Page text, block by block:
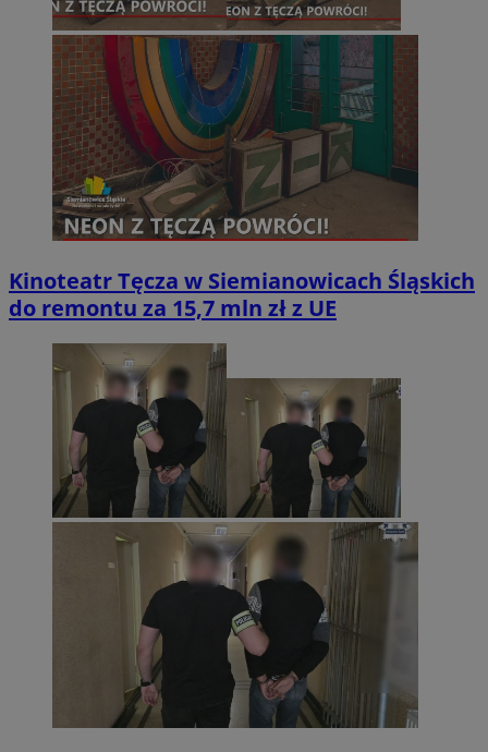
Kinoteatr Tęcza w Siemianowicach Śląskich
do remontu za 15,7 mln zł z UE